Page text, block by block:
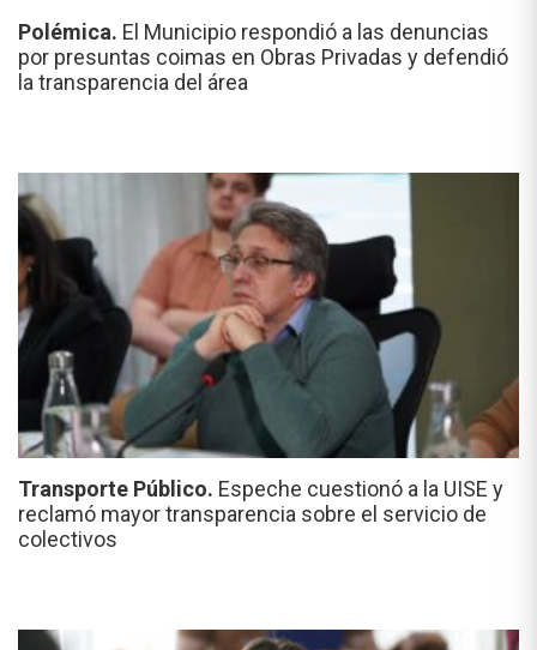
Polémica. El Municipio respondió a las denuncias
por presuntas coimas en Obras Privadas y defendió
la transparencia del área
Transporte Público. Espeche cuestionó a la UISE y
reclamó mayor transparencia sobre el servicio de
colectivos